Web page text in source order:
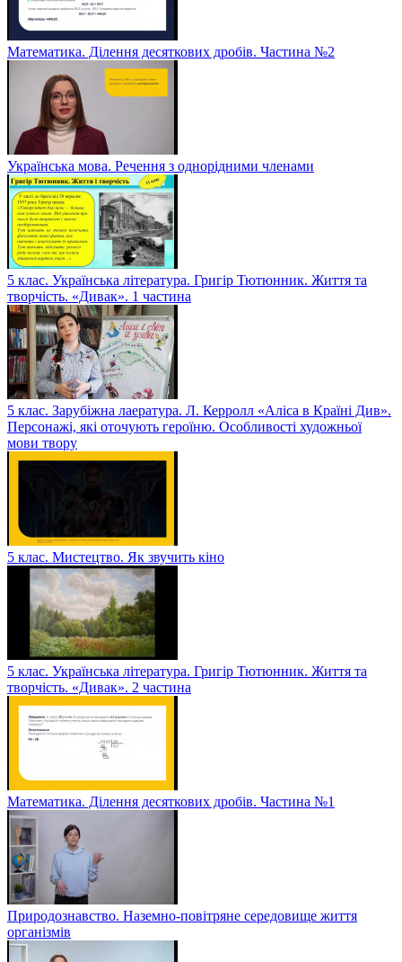
Математика. Ділення десяткових дробів. Частина №2
Українська мова. Речення з однорідними членами
5 клас. Українська література. Григір Тютюнник. Життя та
творчість. «Дивак». 1 частина
5 клас. Зарубіжна лаература. Л. Керролл «Аліса в Країні Див».
Персонажі, які оточують героїню. Особливості художньої
мови твору
5 клас. Мистецтво. Як звучить кіно
5 клас. Українська література. Григір Тютюнник. Життя та
творчість. «Дивак». 2 частина
Математика. Ділення десяткових дробів. Частина №1
Природознавство. Наземно-повітряне середовище життя
організмів